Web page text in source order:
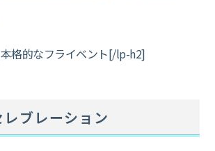
格的なフライベント[/lp-h2]
レブレーション